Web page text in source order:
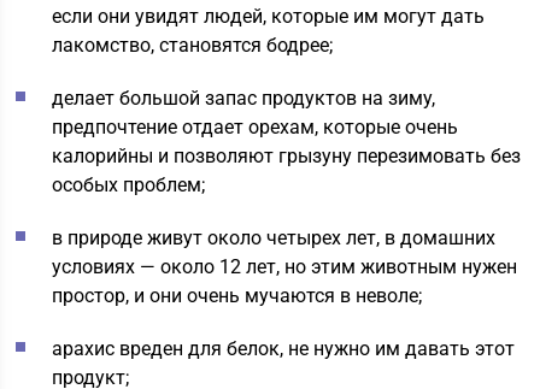
если они увидят людей, которые им могут дать
лакомство, становятся бодрее;
делает большой запас продуктов на зиму,
предпочтение отдает орехам, которые очень
калорийны и позволяют грызуну перезимовать без
особых проблем;
в природе живут около четырех лет, в домашних
условиях — около 12 лет, но этим животным нужен
простор, и они очень мучаются в неволе;
арахис вреден для белок, не нужно им давать этот
продукт;